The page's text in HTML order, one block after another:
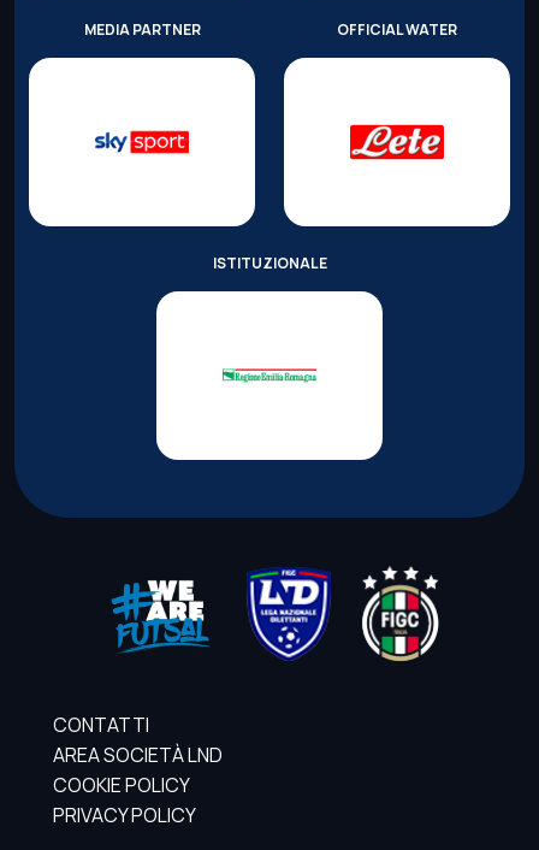
MEDIA PARTNER OFFICIAL WATER
ISTITUZIONALE
CONTATTI
AREA SOCIETÀ LND
COOKIE POLICY
PRIVACY POLICY